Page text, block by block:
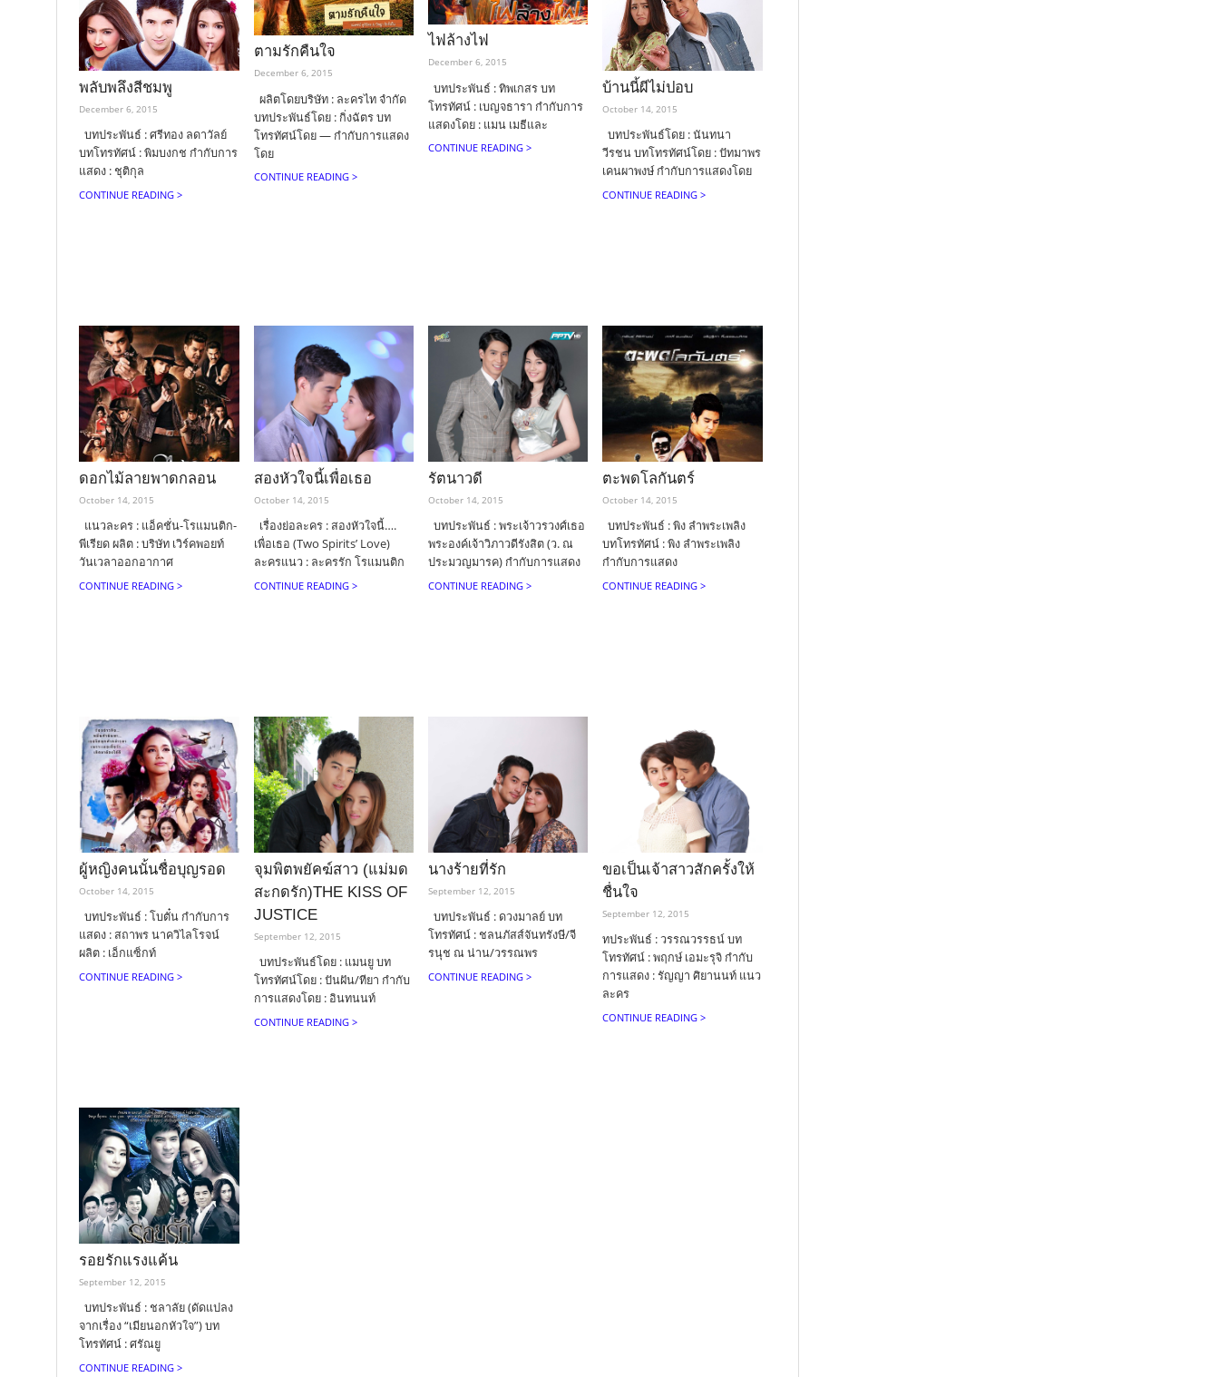
พลับพลึงสีชมพู
December 6, 2015
บทประพันธ์ : ศรีทอง ลดาวัลย์
บทโทรทัศน์ : พิมบงกช กำกับการ
แสดง : ชุติกุล
CONTINUE READING >
ตามรักคืนใจ
December 6, 2015
ผลิตโดยบริษัท : ละครไท จำกัด
บทประพันธ์โดย : กิ่งฉัตร บท
โทรทัศน์โดย — กำกับการแสดง
โดย
CONTINUE READING >
ไฟล้างไฟ
December 6, 2015
บทประพันธ์ : ทิพเกสร บท
โทรทัศน์ : เบญจธารา กำกับการ
แสดงโดย : แมน เมธีและ
CONTINUE READING >
บ้านนี้ผีไม่ปอบ
October 14, 2015
บทประพันธ์โดย : นันทนา
วีรชน บทโทรทัศน์โดย : ปัทมาพร
เคนผาพงษ์ กำกับการแสดงโดย
CONTINUE READING >
ดอกไม้ลายพาดกลอน
October 14, 2015
แนวละคร : แอ็คชั่น-โรแมนติก-
พีเรียด ผลิต : บริษัท เวิร์คพอยท์
วันเวลาออกอากาศ
CONTINUE READING >
สองหัวใจนี้เพื่อเธอ
October 14, 2015
เรื่องย่อละคร : สองหัวใจนี้….
เพื่อเธอ (Two Spirits’ Love)
ละครแนว : ละครรัก โรแมนติก
CONTINUE READING >
รัตนาวดี
October 14, 2015
บทประพันธ์ : พระเจ้าวรวงศ์เธอ
พระองค์เจ้าวิภาวดีรังสิต (ว. ณ
ประมวญมารค) กำกับการแสดง
CONTINUE READING >
ตะพดโลกันตร์
October 14, 2015
บทประพันธ์ : พิง ลำพระเพลิง
บทโทรทัศน์ : พิง ลำพระเพลิง
กำกับการแสดง
CONTINUE READING >
ผู้หญิงคนนั้นชื่อบุญรอด
October 14, 2015
บทประพันธ์ : โบตั๋น กำกับการ
แสดง : สถาพร นาควิไลโรจน์
ผลิต : เอ็กแซ็กท์
CONTINUE READING >
จุมพิตพยัคฆ์สาว (แม่มด
สะกดรัก)THE KISS OF
JUSTICE
September 12, 2015
บทประพันธ์โดย : แมนยู บท
โทรทัศน์โดย : ปันฝัน/ทียา กำกับ
การแสดงโดย : อินทนนท์
CONTINUE READING >
นางร้ายที่รัก
September 12, 2015
บทประพันธ์ : ดวงมาลย์ บท
โทรทัศน์ : ชลนภัสส์จันทรังษี/จี
รนุช ณ น่าน/วรรณพร
CONTINUE READING >
ขอเป็นเจ้าสาวสักครั้งให้
ชื่นใจ
September 12, 2015
ทประพันธ์ : วรรณวรรธน์ บท
โทรทัศน์ : พฤกษ์ เอมะรุจิ กำกับ
การแสดง : รัญญา ศิยานนท์ แนว
ละคร
CONTINUE READING >
รอยรักแรงแค้น
September 12, 2015
บทประพันธ์ : ชลาลัย (ดัดแปลง
จากเรื่อง “เมียนอกหัวใจ”) บท
โทรทัศน์ : ศรัณยู
CONTINUE READING >